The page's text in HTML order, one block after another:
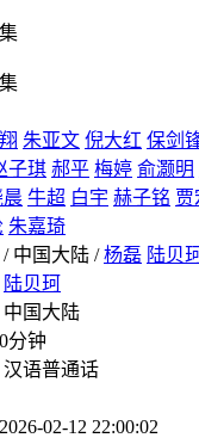
朱亚文 倪大红 保剑
子琪 郝平 梅婷 俞灏明
晨 牛超 白宇 赫子铭 贾
朱嘉琦
/ 中国大陆 /杨磊 陆贝
陆贝珂
中国大陆
分钟
汉语普通话
2026-02-12 22:00:02